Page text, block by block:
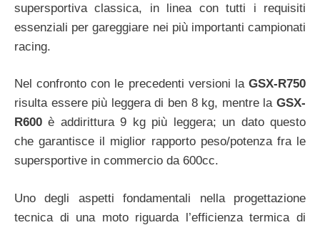
supersportiva classica, in linea con tutti i requisiti
essenziali per gareggiare nei più importanti campionati
racing.
Nel confronto con le precedenti versioni laGSX-R750
risulta essere più leggera di ben 8 kg, mentre la GSX-
R600 è addirittura 9 kg più leggera; un dato questo
che garantisce il miglior rapporto peso/potenza fra le
supersportive in commercio da 600cc.
Uno degli aspetti fondamentali nella progettazione
tecnica di una moto riguarda l’efficienza termica di